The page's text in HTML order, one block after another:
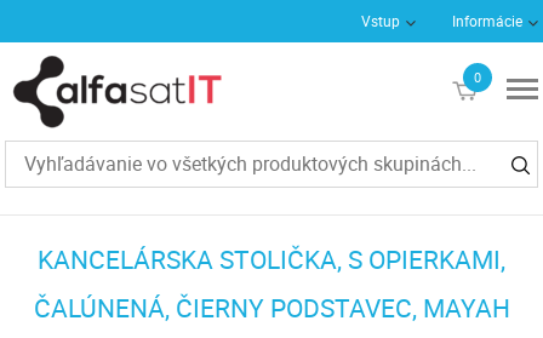
Vstup Informácie
0
€0
KANCELÁRSKA STOLIČKA, S OPIERKAMI,
ČALÚNENÁ, ČIERNY PODSTAVEC, MAYAH